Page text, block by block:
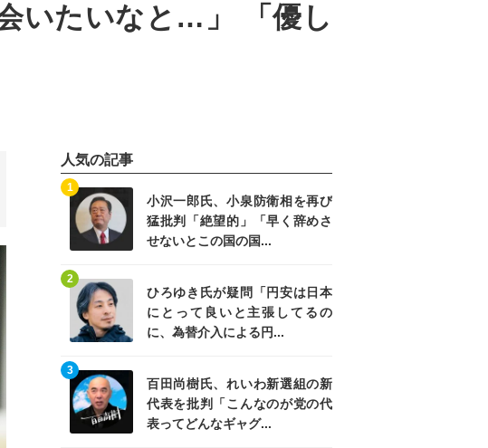
いたいなと…」 「優し
人気の記事
小沢一郎氏、小泉防衛相を再び
猛批判「絶望的」「早く辞めさ
せないとこの国の国...
1
ひろゆき氏が疑問「円安は日本
にとって良いと主張してるの
に、為替介入による円...
2
百田尚樹氏、れいわ新選組の新
代表を批判「こんなのが党の代
表ってどんなギャグ...
3
事を読む